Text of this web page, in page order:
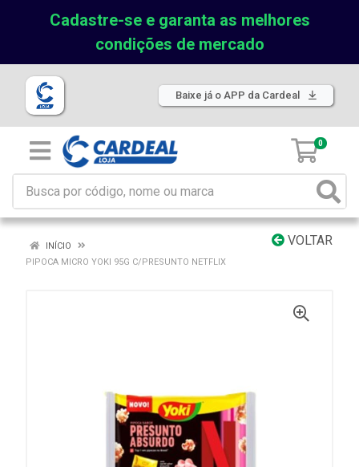
Cadastre-se e garanta as melhores
condições de mercado
Baixe já o APP da Cardeal
0
VOLTAR
INÍCIO
PIPOCA MICRO YOKI 95G C/PRESUNTO NETFLIX